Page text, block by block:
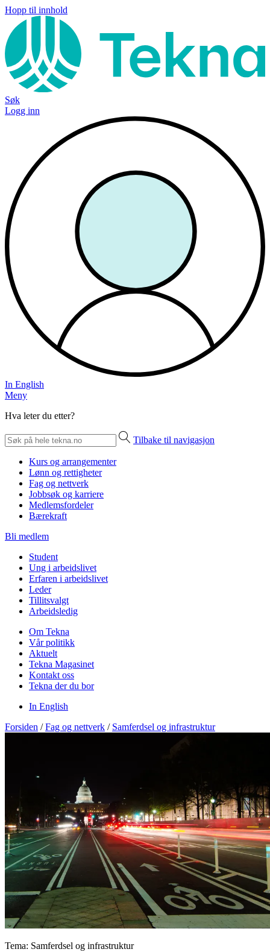
Hopp til innhold
Søk
Logg inn
In English
Meny
Hva leter du etter?
Tilbake til navigasjon
Kurs og arrangementer
Lønn og rettigheter
Fag og nettverk
Jobbsøk og karriere
Medlemsfordeler
Bærekraft
Bli medlem
Student
Ung i arbeidslivet
Erfaren i arbeidslivet
Leder
Tillitsvalgt
Arbeidsledig
Om Tekna
Vår politikk
Aktuelt
Tekna Magasinet
Kontakt oss
Tekna der du bor
In English
Forsiden / Fag og nettverk / Samferdsel og infrastruktur
Tema: Samferdsel og infrastruktur